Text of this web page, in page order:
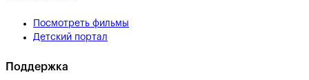
Посмотреть фильмы
Детский портал
Поддержка